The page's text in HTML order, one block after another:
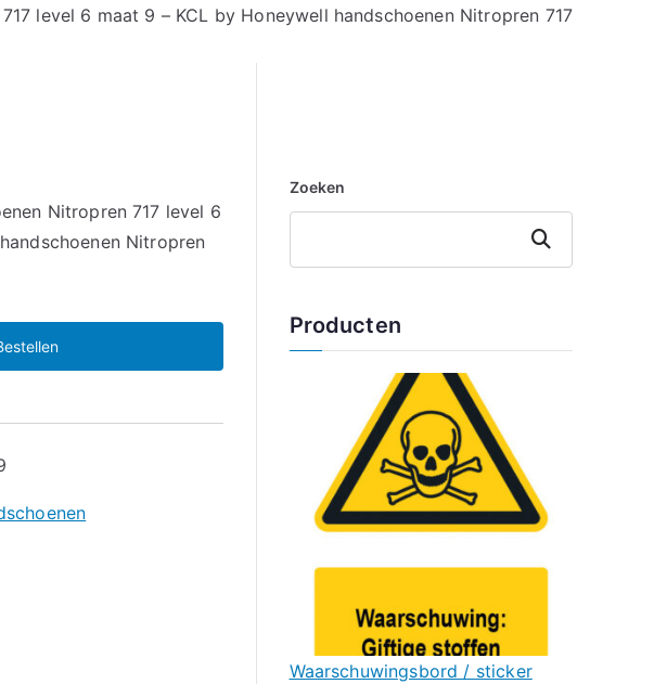
level 6 maat 9 – KCL by Honeywell handschoenen Nitropren 717
Nitropren 717 level 6
Nitropren
Zoeken
Zoeken
Producten
Waarschuwingsbord / sticker